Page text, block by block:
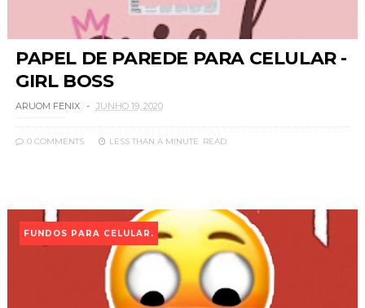
PAPEL DE PAREDE PARA CELULAR -
GIRL BOSS
ARUOM FENIX JUNHO 19, 2020
0 COMMENTS LESS THAN A MINUTE READ
FUNDOS PARA CELULAR.